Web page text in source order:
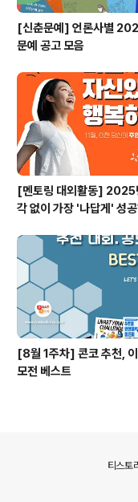
[신춘문예] 언론사별
문예 공고 모음
[멘토링 대외활동] 2025
각 없이 가장 '나답게' 성
[8월 1주차] 콘코 추천,
모전 베스트
티스토